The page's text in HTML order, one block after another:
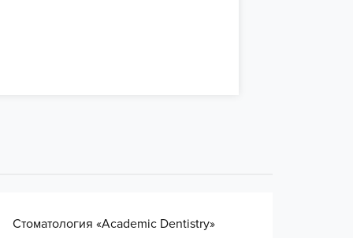
Стоматология «Academic Dentistry»